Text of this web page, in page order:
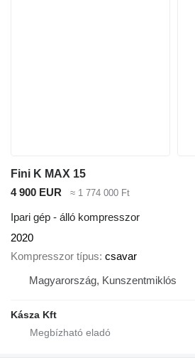
Fini K MAX 15
4 900 EUR
≈ 1 774 000 Ft
Ipari gép - álló kompresszor
2020
Kompresszor típus csavar
Magyarország, Kunszentmiklós
Kásza Kft